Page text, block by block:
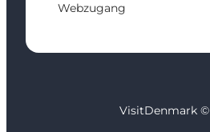
Webzugang
VisitDenmark ©